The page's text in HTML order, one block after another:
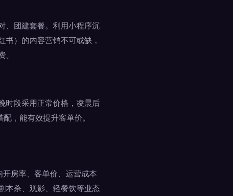
、团建套餐。利用小程序沉
）的内容营销不可或缺，
时段采用正常价格，凌晨后
，能有效提升客单价。
房率、客单价、运营成本
本杀、观影、轻餐饮等业态